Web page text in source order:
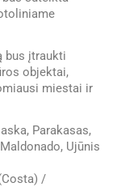
bus įtraukti
objektai,
miestai ir
Parakasas,
Ujūnis
/